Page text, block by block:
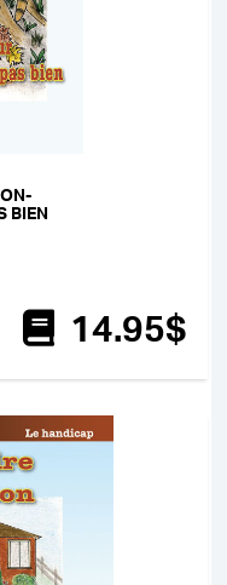
BIEN
14.95$